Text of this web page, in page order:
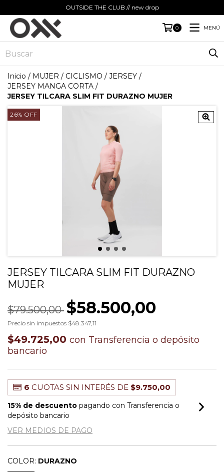
OUTSIDE THE CLUB // new drop
0 MENÚ
Inicio / MUJER / CICLISMO / JERSEY /
JERSEY MANGA CORTA /
JERSEY TILCARA SLIM FIT DURAZNO MUJER
26% OFF
JERSEY TILCARA SLIM FIT DURAZNO
MUJER
$79.500,00 $58.500,00
Precio sin impuestos $48.347,11
$49.725,00 con Transferencia o depósito
bancario
6 CUOTAS SIN INTERÉS DE $9.750,00
15% de descuento pagando con Transferencia o
depósito bancario
VER MEDIOS DE PAGO
COLOR: DURAZNO